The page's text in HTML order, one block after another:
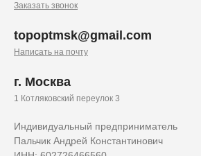
Индивидуальный предприниматель
Пальчик Андрей Константинович
Заказать звонок
topoptmsk@gmail.com
Написать на почту
г. Москва
1 Котляковский переулок 3